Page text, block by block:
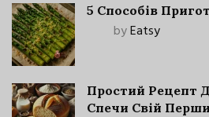
5 Способів
byEatsy
Простий Рецепт
Спечи Свій